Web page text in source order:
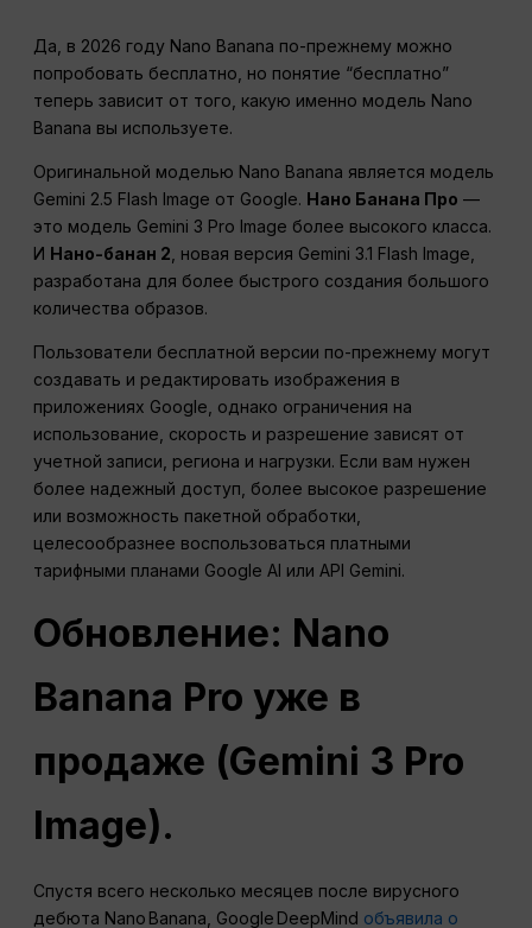
Да, в 2026 году Nano Banana по-прежнему можно
попробовать бесплатно, но понятие “бесплатно”
теперь зависит от того, какую именно модель Nano
Banana вы используете.
Оригинальной моделью Nano Banana является модель
Gemini 2.5 Flash Image от Google. Нано Банана Про —
это модель Gemini 3 Pro Image более высокого класса.
И Нано-банан 2 , новая версия Gemini 3.1 Flash Image,
разработана для более быстрого создания большого
количества образов.
Пользователи бесплатной версии по-прежнему могут
создавать и редактировать изображения в
приложениях Google, однако ограничения на
использование, скорость и разрешение зависят от
учетной записи, региона и нагрузки. Если вам нужен
более надежный доступ, более высокое разрешение
или возможность пакетной обработки,
целесообразнее воспользоваться платными
тарифными планами Google AI или API Gemini.
Обновление: Nano
Banana Pro уже в
продаже (Gemini 3 Pro
Image).
Спустя всего несколько месяцев после вирусного
дебюта Nano Banana, Google DeepMind объявила о